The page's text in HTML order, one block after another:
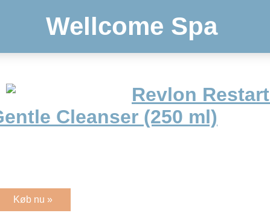
Wellcome Spa
Revlon
Cleanser (250 ml)
Køb nu »